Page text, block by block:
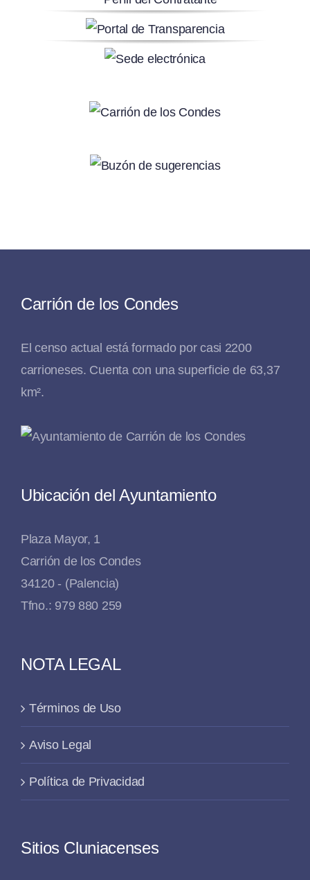
Carrión de los Condes
El censo actual está formado por casi 2200
carrioneses. Cuenta con una superficie de 63,37
km².
Ubicación del Ayuntamiento
Plaza Mayor, 1
Carrión de los Condes
34120 - (Palencia)
Tfno.: 979 880 259
NOTA LEGAL
Términos de Uso
Aviso Legal
Política de Privacidad
Sitios Cluniacenses